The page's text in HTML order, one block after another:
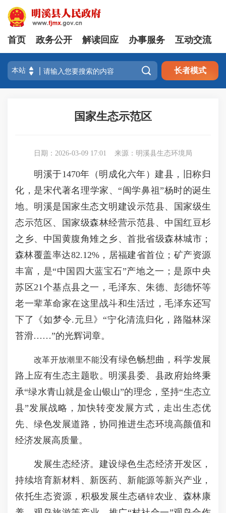
首页 政务公开 解读回应 办事服务 互动交流
 长者模式
国家生态示范区
日期：2026-03-09 17:01 来源：明溪县生态环境局
明溪于1470年（明成化六年）建县，旧称归
化，是宋代著名理学家、“闽学鼻祖”杨时的诞生
地。明溪是国家生态文明建设示范县、国家级生
态示范区、国家级森林经营示范县、中国红豆杉
之乡、中国黄腹角雉之乡、首批省级森林城市；
森林覆盖率达82.12%，居福建省首位；矿产资源
丰富，是“中国四大蓝宝石”产地之一；是原中央
苏区21个基点县之一，毛泽东、朱德、彭德怀等
老一辈革命家在这里战斗和生活过，毛泽东还写
下了《如梦令.元旦》“宁化清流归化，路隘林深
苔滑……”的光辉词章。
改革开放潮里不能没有绿色畅想曲，科学发展
路上应有生态主题歌。明溪县委、县政府始终秉
承“绿水青山就是金山银山”的理念，坚持“生态立
县”发展战略，加快转变发展方式，走出生态优
先、绿色发展道路，协同推进生态环境高颜值和
经济发展高质量。
发展生态经济。建设绿色生态经济开发区，
持续培育新材料、新医药、新能源等新兴产业，
依托生态资源，积极发展生态硒锌农业、森林康